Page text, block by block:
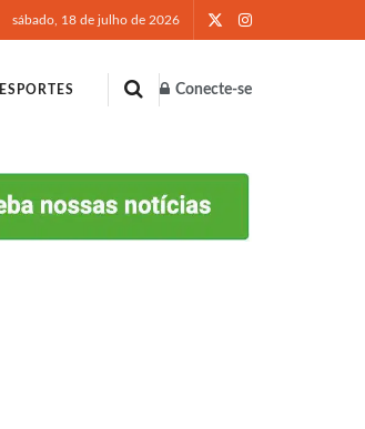
sábado, 18 de julho de 2026
ESPORTES Conecte-se